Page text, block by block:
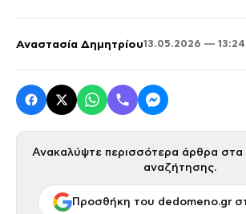
Αναστασία Δημητρίου13.05.2026 — 13:24
Ανακαλύψτε περισσότερα άρθρα στα
αναζήτησης.
Προσθήκη του dedomeno.gr